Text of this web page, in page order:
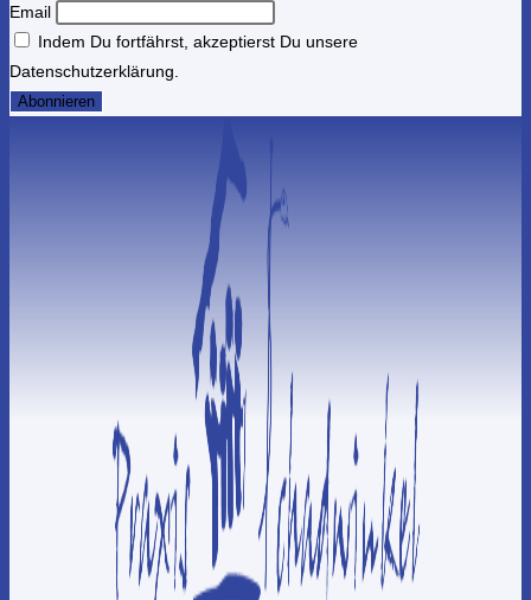
Email
Indem Du fortfährst, akzeptierst Du unsere
Datenschutzerklärung.